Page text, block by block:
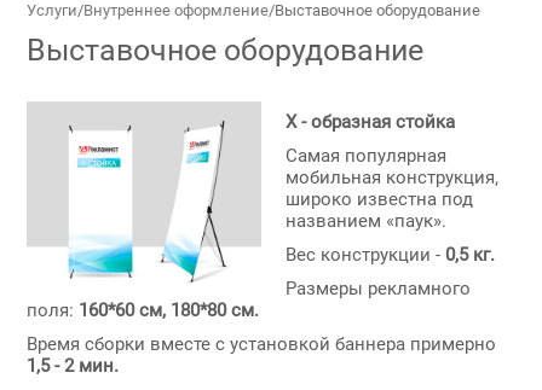
Услуги/Внутреннее оформление/Выставочное оборудование
Выставочное оборудование
Х - образная стойка
Самая популярная
мобильная конструкция,
широко известна под
названием «паук».
Вес конструкции - 0,5 кг.
Размеры рекламного
поля: 160*60 см, 180*80 см.
Время сборки вместе с установкой баннера примерно
1,5 - 2 мин.